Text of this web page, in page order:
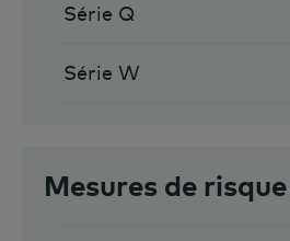
Série Q
Série W
Mesures de risque